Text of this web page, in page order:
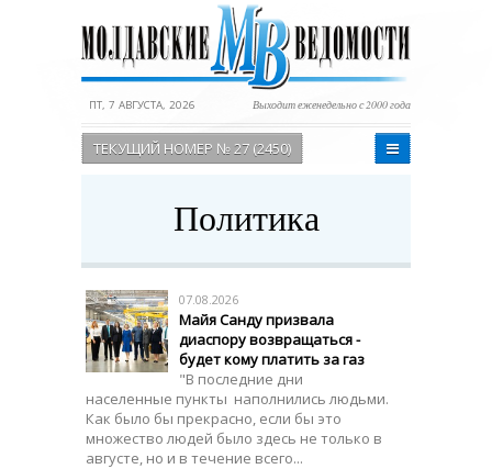
ПТ, 7 АВГУСТА, 2026 Выходит еженедельно с 2000 года
ТЕКУЩИЙ НОМЕР № 27 (2450)
Политика
07.08.2026
Майя Санду призвала
диаспору возвращаться -
будет кому платить за газ
"В последние дни
населенные пункты наполнились людьми.
Как было бы прекрасно, если бы это
множество людей было здесь не только в
августе, но и в течение всего...